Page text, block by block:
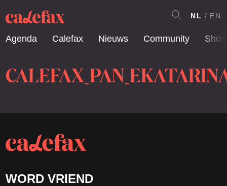
Agenda Calefax Nieuws Community Shop
NL EN
WORD VRIEND